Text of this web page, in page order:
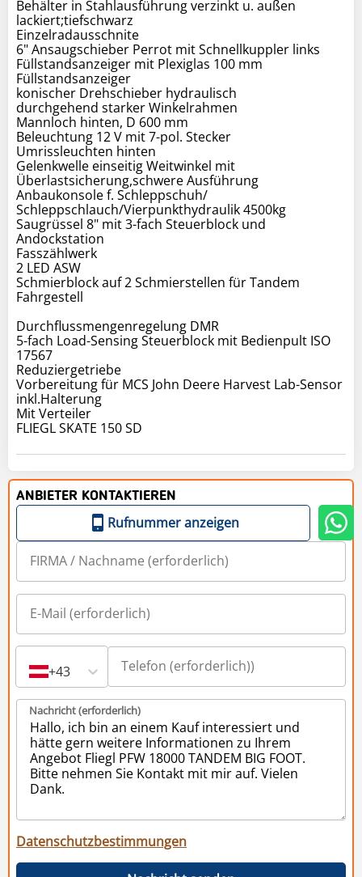
Behälter in Stahlausführung verzinkt u. außen
lackiert;tiefschwarz
Einzelradausschnite
6" Ansaugschieber Perrot mit Schnellkuppler links
Füllstandsanzeiger mit Plexiglas 100 mm
Füllstandsanzeiger
konischer Drehschieber hydraulisch
durchgehend starker Winkelrahmen
Mannloch hinten, D 600 mm
Beleuchtung 12 V mit 7-pol. Stecker
Umrissleuchten hinten
Gelenkwelle einseitig Weitwinkel mit
Überlastsicherung,schwere Ausführung
Anbaukonsole f. Schleppschuh/
Schleppschlauch/Vierpunkthydraulik 4500kg
Saugrüssel 8" mit 3-fach Steuerblock und
Andockstation
Fasszählwerk
2 LED ASW
Schmierblock auf 2 Schmierstellen für Tandem
Fahrgestell
Durchflussmengenregelung DMR
5-fach Load-Sensing Steuerblock mit Bedienpult ISO
17567
Reduziergetriebe
Vorbereitung für MCS John Deere Harvest Lab-Sensor
inkl.Halterung
Mit Verteiler
FLIEGL SKATE 150 SD
ANBIETER KONTAKTIEREN
Rufnummer anzeigen
+43
Nachricht (erforderlich)
Datenschutzbestimmungen